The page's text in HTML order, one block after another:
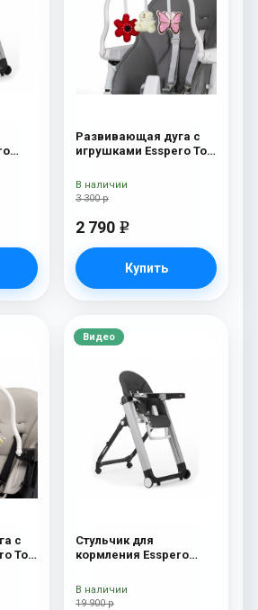
Развивающая дуга с
игрушками Esspero Toy
3 300 р
2 790 e
Купить
В наличии
с
Toy
Видео
Стульчик для
кормления Esspero
19 900 р
В наличии